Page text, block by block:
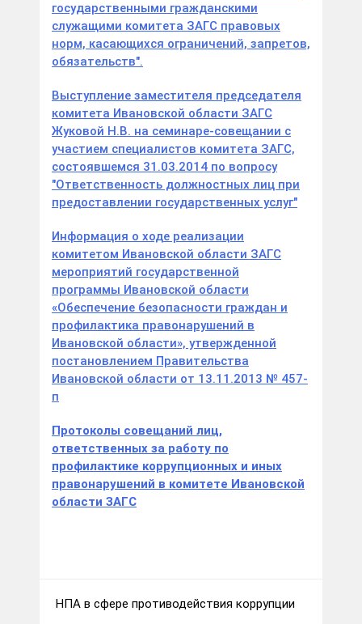
государственными гражданскими
служащими комитета ЗАГС правовых
норм, касающихся ограничений, запретов,
обязательств".
Выступление заместителя председателя
комитета Ивановской области ЗАГС
Жуковой Н.В. на семинаре-совещании с
участием специалистов комитета ЗАГС,
состоявшемся 31.03.2014 по вопросу
"Ответственность должностных лиц при
предоставлении государственных услуг"
Информация о ходе реализации
комитетом Ивановской области ЗАГС
мероприятий государственной
программы Ивановской области
«Обеспечение безопасности граждан и
профилактика правонарушений в
Ивановской области», утвержденной
постановлением Правительства
Ивановской области от 13.11.2013 № 457-
п
Протоколы совещаний лиц,
ответственных за работу по
профилактике коррупционных и иных
правонарушений в комитете Ивановской
области ЗАГС
НПА в сфере противодействия коррупции